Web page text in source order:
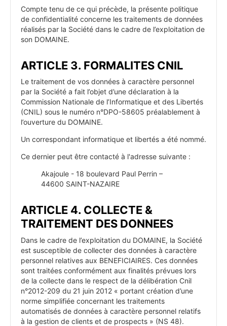
Compte tenu de ce qui précède, la présente politique
de confidentialité concerne les traitements de données
réalisés par la Société dans le cadre de l’exploitation de
son DOMAINE.
ARTICLE 3. FORMALITES CNIL
Le traitement de vos données à caractère personnel
par la Société a fait l’objet d’une déclaration à la
Commission Nationale de l’Informatique et des Libertés
(CNIL) sous le numéro n°DPO-58605 préalablement à
l’ouverture du DOMAINE.
Un correspondant informatique et libertés a été nommé.
Ce dernier peut être contacté à l'adresse suivante :
Akajoule - 18 boulevard Paul Perrin –
44600 SAINT-NAZAIRE
ARTICLE 4. COLLECTE &
TRAITEMENT DES DONNEES
Dans le cadre de l’exploitation du DOMAINE, la Société
est susceptible de collecter des données à caractère
personnel relatives aux BENEFICIAIRES. Ces données
sont traitées conformément aux finalités prévues lors
de la collecte dans le respect de la délibération Cnil
n°2012-209 du 21 juin 2012 « portant création d’une
norme simplifiée concernant les traitements
automatisés de données à caractère personnel relatifs
à la gestion de clients et de prospects » (NS 48).